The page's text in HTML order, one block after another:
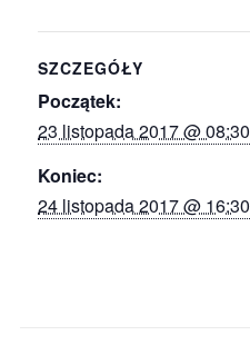
SZCZEGÓŁY
Początek:
23 listopada 2017 @ 08:30
Koniec:
24 listopada 2017 @ 16:30